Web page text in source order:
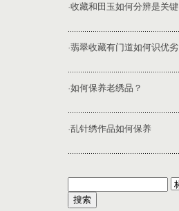
·收藏和田玉如何分辨是关键
·翡翠收藏有门道如何识优劣
·如何保养老绣品？
·乱针绣作品如何保养